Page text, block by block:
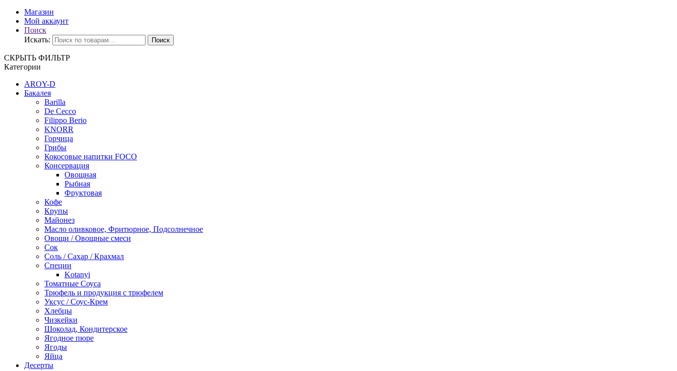
Магазин
Мой аккаунт
Поиск
Искать:
Поиск
СКРЫТЬ ФИЛЬТР
Категории
AROY-D
Бакалея
Barilla
De Cecco
Filippo Berio
KNORR
Горчица
Грибы
Кокосовые напитки FOCO
Консервация
Овощная
Рыбная
Фруктовая
Кофе
Крупы
Майонез
Масло оливковое, Фритюрное, Подсолнечное
Овощи / Овощные смеси
Сок
Соль / Сахар / Крахмал
Специи
Kotanyi
Томатные Соуса
Трюфель и продукция с трюфелем
Уксус / Соус-Крем
Хлебцы
Чизкейки
Шоколад, Кондитерское
Ягодное пюре
Ягоды
Яйца
Десерты